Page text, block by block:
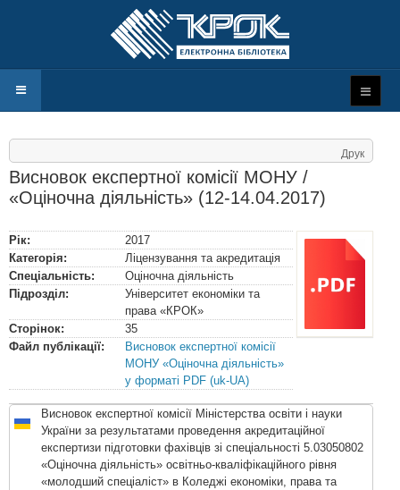
Друк
Висновок експертної комісії МОНУ /
«Оціночна діяльність» (12-14.04.2017)
Рік:
2017
Категорія:
Ліцензування та акредитація
Спеціальність:
Оціночна діяльність
Підрозділ:
Університет економіки та
права «КРОК»
Сторінок:
35
Файл публікації:
Висновок експертної комісії
МОНУ «Оціночна діяльність»
у форматі PDF (uk-UA)
Висновок експертної комісії Міністерства освіти і науки
України за результатами проведення акредитаційної
експертизи підготовки фахівців зі спеціальності 5.03050802
«Оціночна діяльність» освітньо-кваліфікаційного рівня
«молодший спеціаліст» в Коледжі економіки, права та